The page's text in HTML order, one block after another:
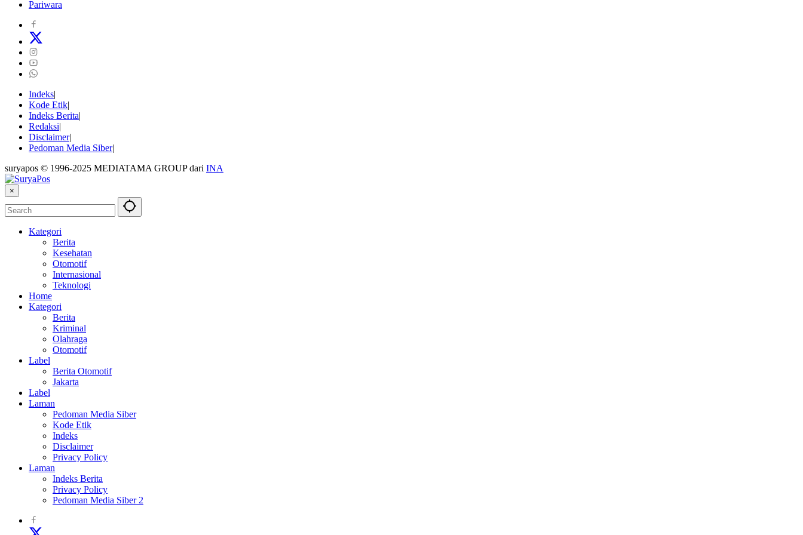
Pariwara
Indeks
Kode Etik
Indeks Berita
Redaksi
Disclaimer
Pedoman Media Siber
suryapos © 1996-2025 MEDIATAMA GROUP dari INA
×
Kategori
Berita
Kesehatan
Otomotif
Internasional
Teknologi
Home
Kategori
Berita
Kriminal
Olahraga
Otomotif
Label
Berita Otomotif
Jakarta
Label
Laman
Pedoman Media Siber
Kode Etik
Indeks
Disclaimer
Privacy Policy
Laman
Indeks Berita
Privacy Policy
Pedoman Media Siber 2